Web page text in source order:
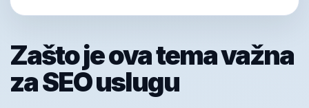
Zašto je ova tema važna
za SEO uslugu